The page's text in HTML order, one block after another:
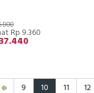
Rp 9.360
9 10 11 12